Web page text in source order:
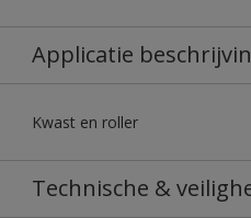
Applicatie
Kwast en roller
Technische &